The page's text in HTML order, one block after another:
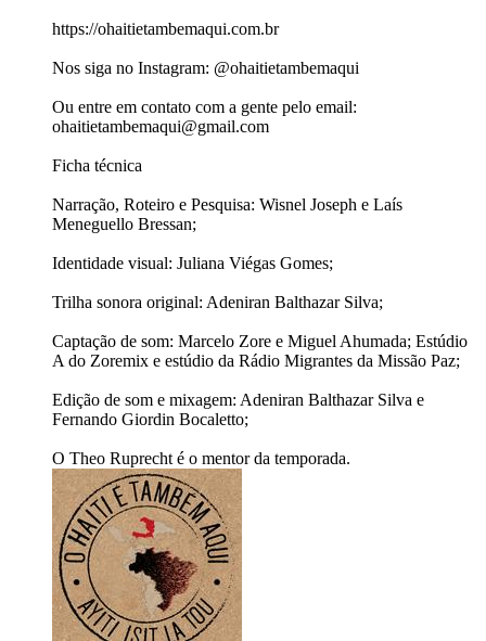
https://ohaitietambemaqui.com.br
Nos siga no Instagram: @ohaitietambemaqui
Ou entre em contato com a gente pelo email:
ohaitietambemaqui@gmail.com
Ficha técnica
Narração, Roteiro e Pesquisa: Wisnel Joseph e Laís
Meneguello Bressan;
Identidade visual: Juliana Viégas Gomes;
Trilha sonora original: Adeniran Balthazar Silva;
Captação de som: Marcelo Zore e Miguel Ahumada; Estúdio
A do Zoremix e estúdio da Rádio Migrantes da Missão Paz;
Edição de som e mixagem: Adeniran Balthazar Silva e
Fernando Giordin Bocaletto;
O Theo Ruprecht é o mentor da temporada.